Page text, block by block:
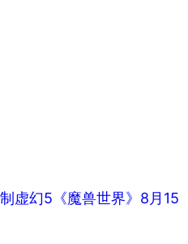
虚幻5《魔兽世界》8月15